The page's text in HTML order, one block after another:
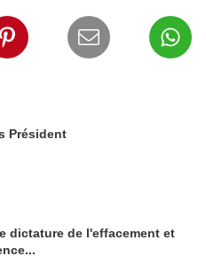
Président
dictature de l'effacement et